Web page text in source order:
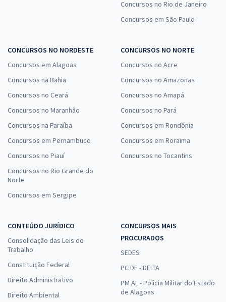
Concursos no Rio de Janeiro
Concursos em São Paulo
CONCURSOS NO NORDESTE
Concursos em Alagoas
Concursos na Bahia
Concursos no Ceará
Concursos no Maranhão
Concursos na Paraíba
Concursos em Pernambuco
Concursos no Piauí
Concursos no Rio Grande do
Norte
Concursos em Sergipe
CONCURSOS NO NORTE
Concursos no Acre
Concursos no Amazonas
Concursos no Amapá
Concursos no Pará
Concursos em Rondônia
Concursos em Roraima
Concursos no Tocantins
CONTEÚDO JURÍDICO
Consolidação das Leis do
Trabalho
Constituição Federal
Direito Administrativo
Direito Ambiental
CONCURSOS MAIS
PROCURADOS
SEDES
PC DF - DELTA
PM AL - Polícia Militar do Estado
de Alagoas